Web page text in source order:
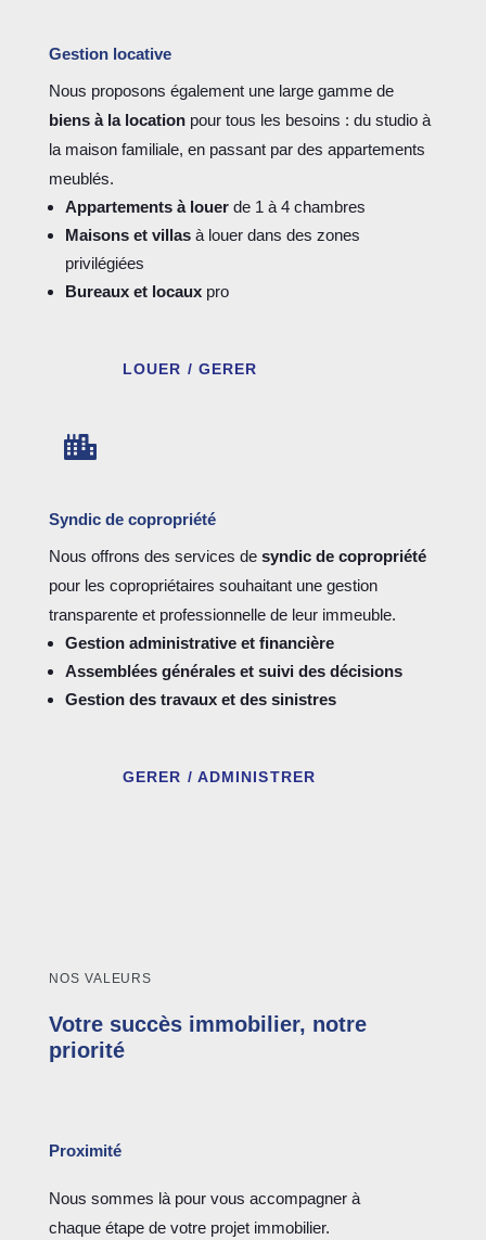
Gestion locative
Nous proposons également une large gamme de
biens à la locationpour tous les besoins : du studio à
la maison familiale, en passant par des appartements
meublés.
Appartements à louerde 1 à 4 chambres
Maisons et villasà louer dans des zones
privilégiées
Bureaux et locauxpro
LOUER / GERER

Syndic de copropriété
Nous offrons des services de syndic de copropriété
pour les copropriétaires souhaitant une gestion
transparente et professionnelle de leur immeuble.
Gestion administrative et financière
Assemblées générales et suivi des décisions
Gestion des travaux et des sinistres
GERER / ADMINISTRER
NOS VALEURS
Votre succès immobilier, notre
priorité
Proximité
Nous sommes là pour vous accompagner à
chaque étape de votre projet immobilier.